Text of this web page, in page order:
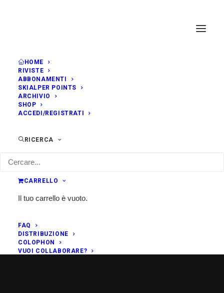
HOME
RIVISTE
ABBONAMENTI
SKIALPER POINTS
ARCHIVIO
SHOP
ACCEDI/REGISTRATI
RICERCA
CARRELLO
Il tuo carrello è vuoto.
FAQ
DISTRIBUZIONE
COLOPHON
VUOI COLLABORARE?